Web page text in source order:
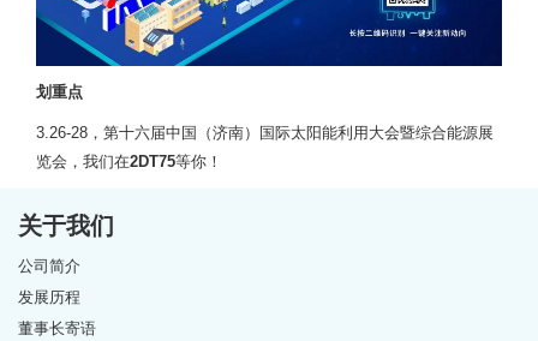
划重点
3.26-28，第十六届中国（济南）国际太阳能利用大会暨综合能源展
览会，我们在2DT75等你！
关于我们
公司简介
发展历程
董事长寄语